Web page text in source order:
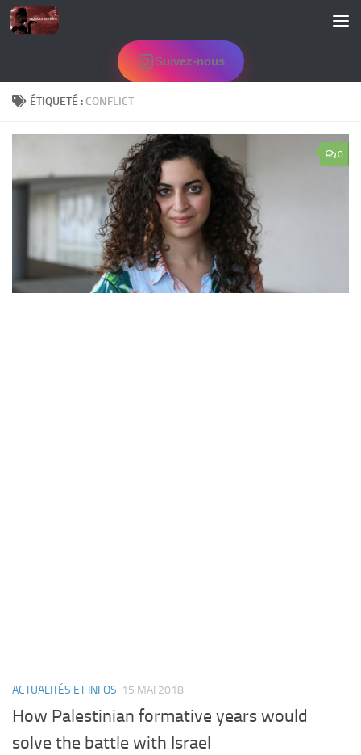
Skip to content
Suivez-nous
ÉTIQUETÉ : CONFLICT
0
ACTUALITÉS ET INFOS 15 MAI 2018
How Palestinian formative years would
solve the battle with Israel